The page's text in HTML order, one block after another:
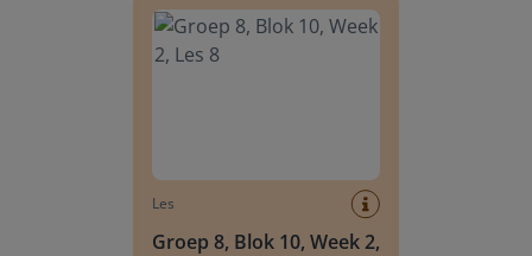
Les
Groep 8, Blok 10, Week 2,